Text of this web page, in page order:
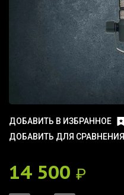
ДОБАВИТЬ В ИЗБРАННОЕ
ДОБАВИТЬ ДЛЯ СРАВНЕНИЯ
14 500 ₽